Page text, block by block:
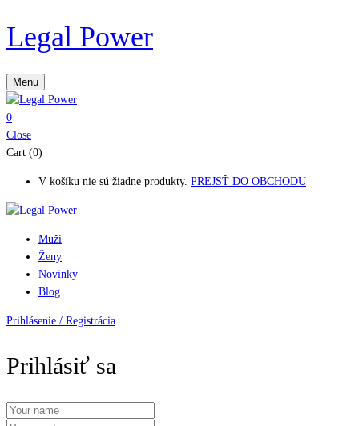
Legal Power
Menu
0
Close
Cart (0)
V košíku nie sú žiadne produkty. PREJSŤ DO OBCHODU
Muži
Ženy
Novinky
Blog
Prihlásenie / Registrácia
Prihlásiť sa